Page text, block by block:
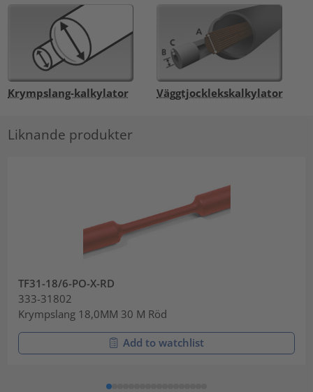
Krympslang-kalkylator Väggtjocklekskalkylator
Liknande produkter
TF31-18/6-PO-X-RD
333-31802
Krympslang 18,0MM 30 M Röd
Add to watchlist